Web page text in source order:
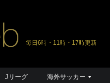
毎日6時・11時・17時更新
Jリーグ 海外サッカー